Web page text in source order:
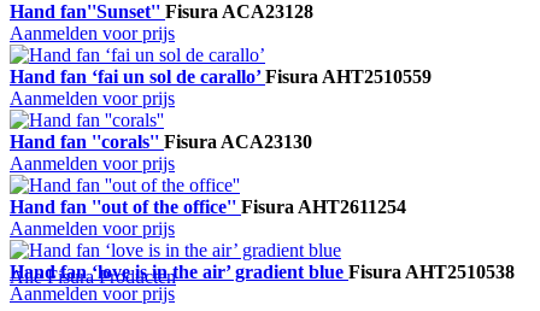
Hand fan''Sunset'' FisuraACA23128
Aanmelden voor prijs
Hand fan ‘fai un sol de carallo’FisuraAHT2510559
Aanmelden voor prijs
Hand fan ''corals'' FisuraACA23130
Aanmelden voor prijs
Hand fan ''out of the office'' FisuraAHT2611254
Aanmelden voor prijs
Hand fan ‘love is in the air’ gradient blue FisuraAHT2510538
Aanmelden voor prijs
Alle Fisura Producten